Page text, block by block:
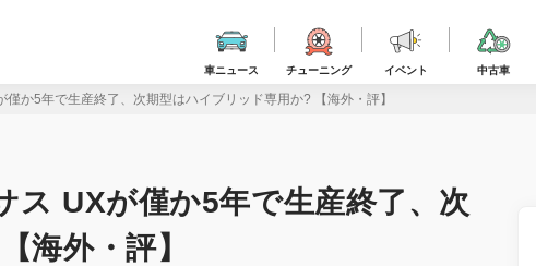
車ニュース チューニング イベント 中古車
か5年で生産終了、次期型はハイブリッド専用か? 【海外・評】
ス UXが僅か5年で生産終了、次
海外・評】